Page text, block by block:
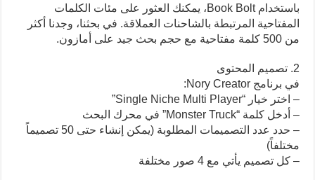
باستخدام Book Bolt، يمكنك العثور على مئات الكلمات
المفتاحية المرتبطة بالشاحنات العملاقة. في بحثنا، وجدنا أكثر
من 500 كلمة مفتاحية مع حجم بحث جيد على أمازون.
2. تصميم المحتوى
في برنامج Nory Creator:
– اختر خيار “Single Niche Multi Player”
– أدخل كلمة “Monster Truck” في محرك البحث
– حدد عدد التصميمات المطلوبة (يمكن إنشاء حتى 50 تصميماً
مختلفاً)
– كل تصميم يأتي مع 4 صور مختلفة